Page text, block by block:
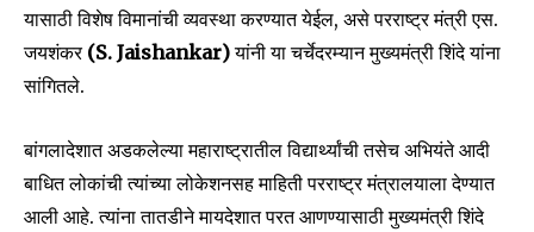
यासाठी विशेष विमानांची व्यवस्था करण्यात येईल, असे परराष्ट्र मंत्री एस.
जयशंकर (S. Jaishankar)यांनी या चर्चेदरम्यान मुख्यमंत्री शिंदे यांना
सांगितले.
बांगलादेशात अडकलेल्या महाराष्ट्रातील विद्यार्थ्यांची तसेच अभियंते आदी
बाधित लोकांची त्यांच्या लोकेशनसह माहिती परराष्ट्र मंत्रालयाला देण्यात
आली आहे. त्यांना तातडीने मायदेशात परत आणण्यासाठी मुख्यमंत्री शिंदे